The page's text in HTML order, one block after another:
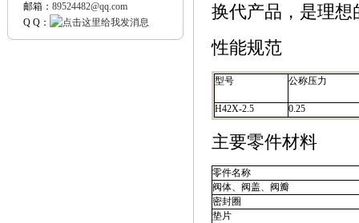
邮箱： 89524482@qq.com
Q Q：
换代产品，是理
性能规范
型号 公称压力
H42X-2.5 0.25
主要零件材料
零件名称
阀体、阀盖、阀瓣
密封圈
垫片